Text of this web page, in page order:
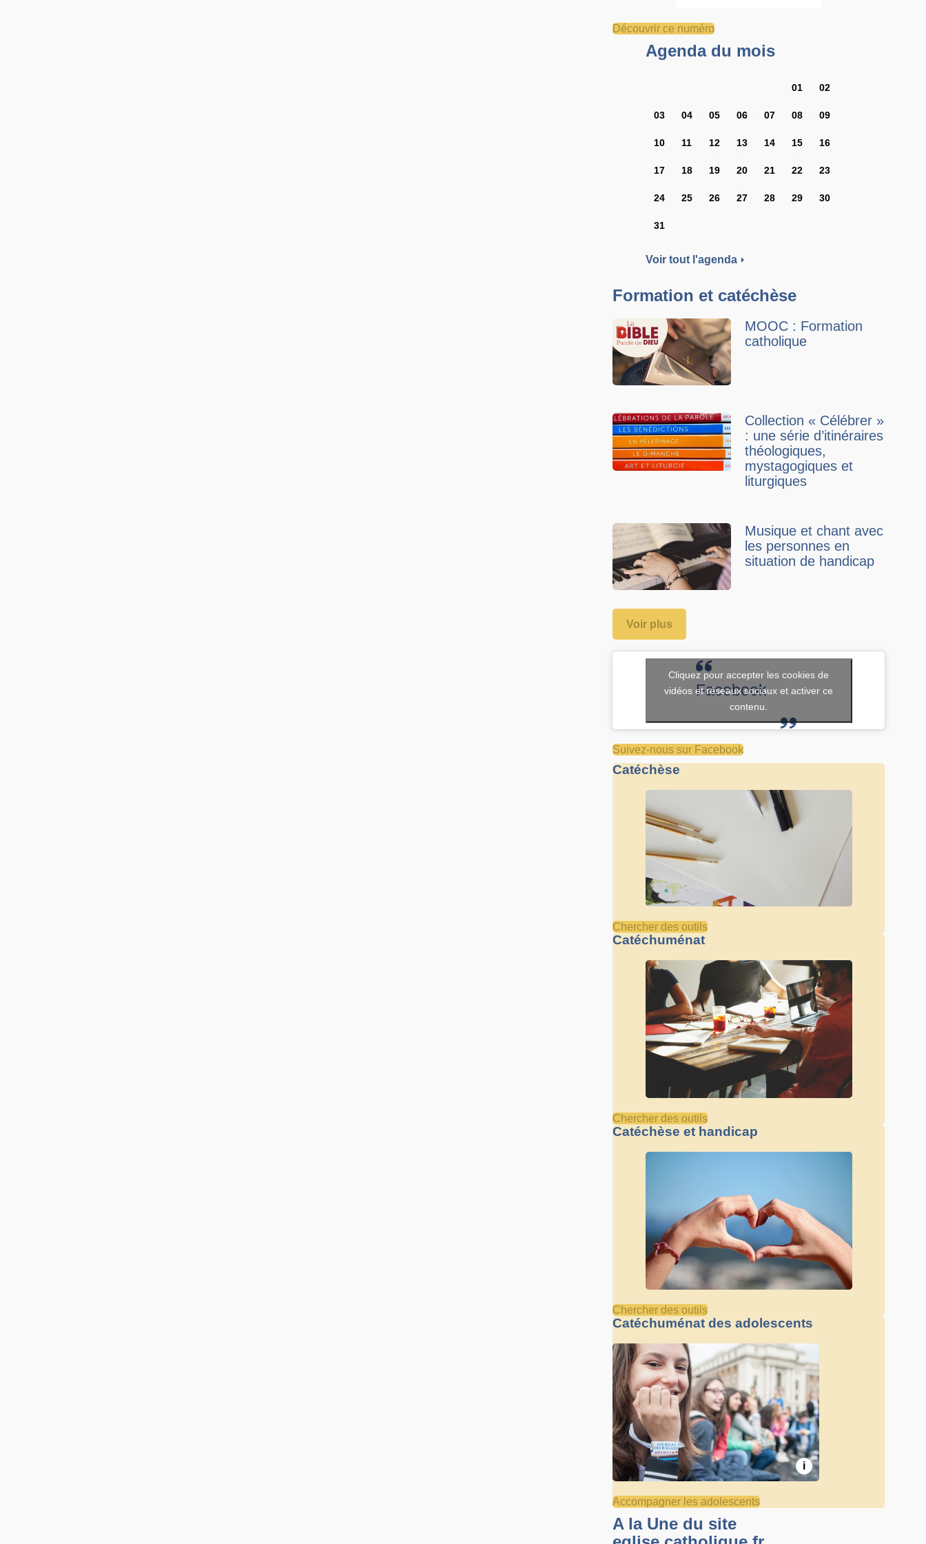
Découvrir ce numéro
Agenda du mois
01 02
03 04 05 06 07 08 09
10 11 12 13 14 15 16
17 18 19 20 21 22 23
24 25 26 27 28 29 30
31
Voir tout l'agenda
Formation et catéchèse
MOOC : Formation
catholique
Collection « Célébrer »
: une série d’itinéraires
théologiques,
mystagogiques et
liturgiques
Musique et chant avec
les personnes en
situation de handicap
Voir plus
Facebook
Cliquez pour accepter les cookies de
vidéos et réseaux sociaux et activer ce
contenu.
Suivez-nous sur Facebook
Catéchèse
Chercher des outils
Catéchuménat
Chercher des outils
Catéchèse et handicap
Chercher des outils
Catéchuménat des adolescents
i
Accompagner les adolescents
A la Une du site